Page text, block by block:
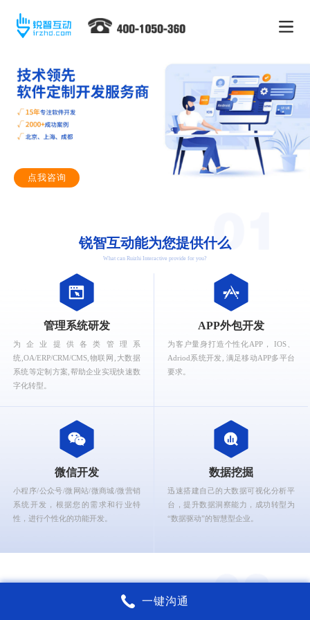
点我咨询
锐智互动能为您提供什么
What can Ruizhi Interactive provide for you?
管理系统研发
为企业提供各类管理系
统,OA/ERP/CRM/CMS,物联网,大数据
系统等定制方案,帮助企业实现快速数
字化转型。
APP外包开发
为客户量身打造个性化APP， IOS、
Adriod系统开发, 满足移动APP多平台
要求。
微信开发
小程序/公众号/微网站/微商城/微营销
系统开发，根据您的需求和行业特
性，进行个性化的功能开发。
数据挖掘
迅速搭建自己的大数据可视化分析平
台，提升数据洞察能力，成功转型为
“数据驱动”的智慧型企业。
锐智互动核心能力
一键沟通